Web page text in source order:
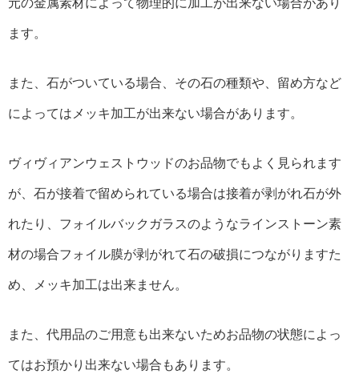
ます。
また、石がついている場合、その石の種類や、留め方など
によってはメッキ加工が出来ない場合があります。
ヴィヴィアンウェストウッドのお品物でもよく見られます
が、石が接着で留められている場合は接着が剥がれ石が外
れたり、フォイルバックガラスのようなラインストーン素
材の場合フォイル膜が剥がれて石の破損につながりますた
め、メッキ加工は出来ません。
また、代用品のご用意も出来ないためお品物の状態によっ
てはお預かり出来ない場合もあります。